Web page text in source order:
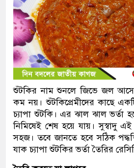
শুঁটকির নাম শুনলে জিভে জল আসে
কম নয়। শুঁটকিপ্রেমীদের কাছে
চ্যাপা শুঁটকি। এর ঝাল ঝাল ভর্তা
নিমিষেই শেষ হয়ে যায়। সুস্বাদু
সহজ। তবে জানতে হবে সঠিক
যাক চ্যাপা শুঁটকির ভর্তা তৈরির